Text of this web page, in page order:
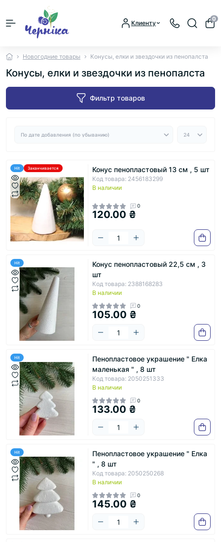
Клиенту
0
Новогодние товары Конусы, елки и звездочки из пенопалста
Конусы, елки и звездочки из пенопалста
Фильтр товаров
Hit Заканчивается Конус пенопластовый 13 см , 5 шт
Код товара: 2456183299
В наличии
0
120.00 ₴
Hit
Конус пенопластовый 22,5 см , 3
шт
Код товара: 2388168283
В наличии
0
105.00 ₴
Hit
Пенопластовое украшение " Елка
маленькая " , 8 шт
Код товара: 2050251333
В наличии
0
133.00 ₴
Hit
Пенопластовое украшение " Елка
" , 8 шт
Код товара: 2050250268
В наличии
0
145.00 ₴